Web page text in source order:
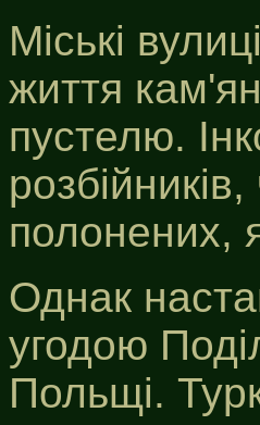
Міські
життя
пустелю.
полонених,
Однак
угодою
Польщі.